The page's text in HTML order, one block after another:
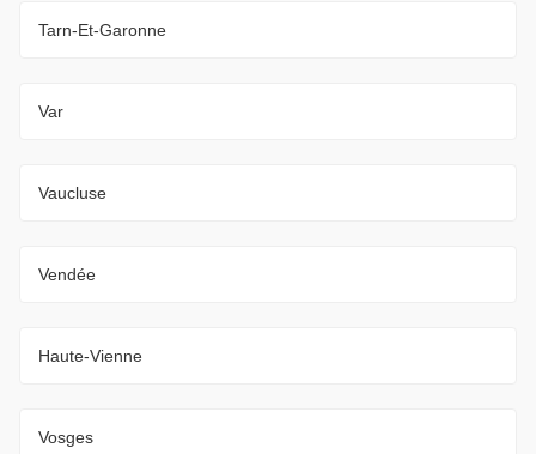
Tarn-Et-Garonne
Var
Vaucluse
Vendée
Haute-Vienne
Vosges